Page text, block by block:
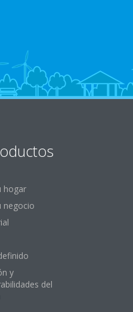
hogar
negocio
y
del